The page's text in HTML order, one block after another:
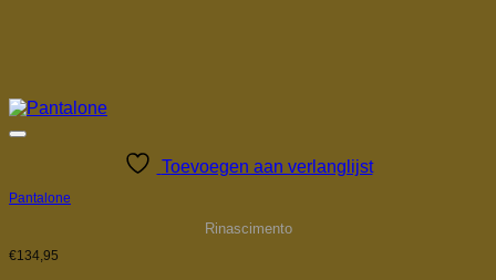
Toevoegen aan verlanglijst
Pantalone
Rinascimento
€134,95